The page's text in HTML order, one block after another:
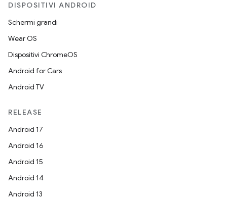
DISPOSITIVI ANDROID
Schermi grandi
Wear OS
Dispositivi ChromeOS
Android for Cars
Android TV
RELEASE
Android 17
Android 16
Android 15
Android 14
Android 13